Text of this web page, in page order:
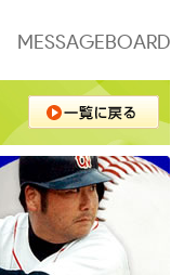
MESSAGEBOARD